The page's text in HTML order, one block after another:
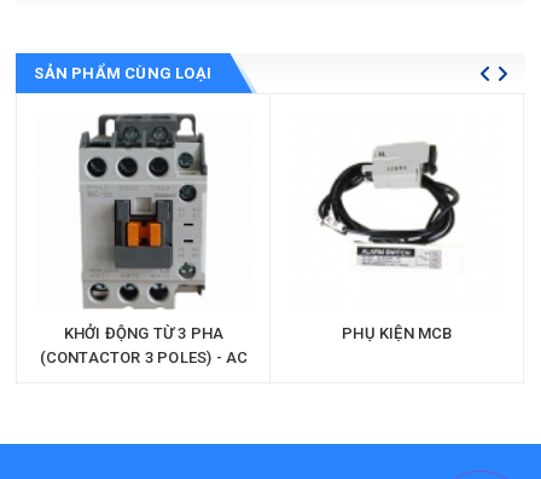
SẢN PHẨM CÙNG LOẠI
KHỞI ĐỘNG TỪ 3 PHA
(CONTACTOR 3 POLES) - AC
PHỤ KIỆN MCB